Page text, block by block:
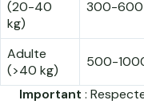
(20-40
kg)
300-600
Adulte
(>40 kg)
500-
Important :